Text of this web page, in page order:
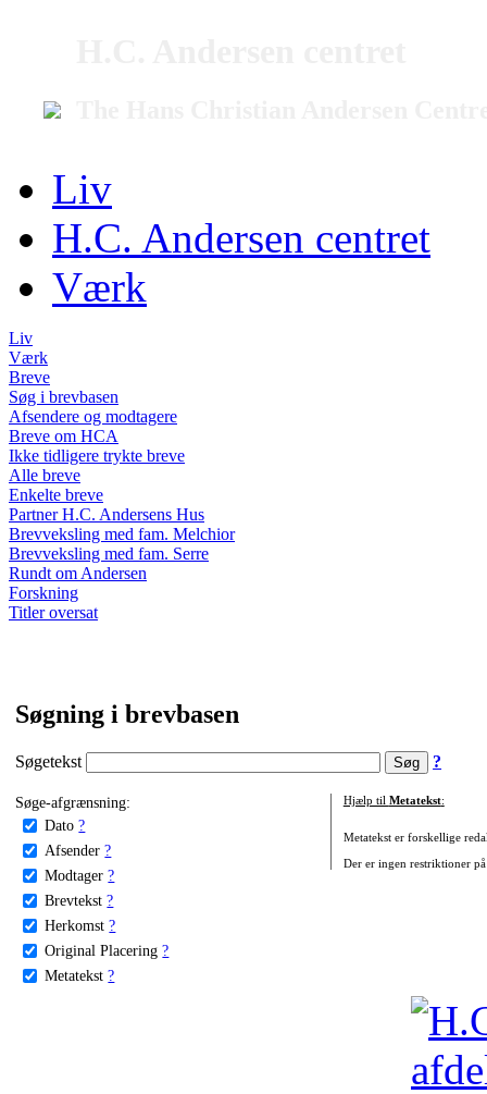
Liv
H.C. Andersen centret
Værk
Liv
Værk
Breve
Søg i brevbasen
Afsendere og modtagere
Breve om HCA
Ikke tidligere trykte breve
Alle breve
Enkelte breve
Partner H.C. Andersens Hus
Brevveksling med fam. Melchior
Brevveksling med fam. Serre
Rundt om Andersen
Forskning
Titler oversat
Søgning i brevbasen
Søgetekst ?
Søge-afgrænsning:
Dato ?
Afsender ?
Modtager ?
Brevtekst ?
Herkomst ?
Original Placering ?
Metatekst ?
Hjælp til Metatekst:
Metatekst er forskellige
Der er ingen restriktioner